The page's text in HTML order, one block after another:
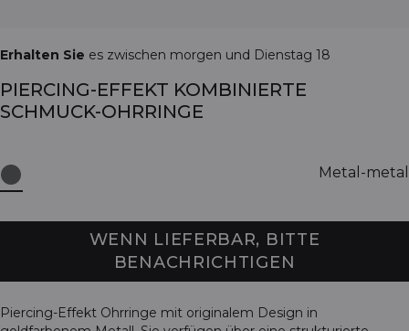
Erhalten Sie es zwischen morgen und Dienstag 18
PIERCING-EFFEKT KOMBINIERTE
SCHMUCK-OHRRINGE
Metal-metal
WENN LIEFERBAR, BITTE
BENACHRICHTIGEN
Piercing-Effekt Ohrringe mit originalem Design in